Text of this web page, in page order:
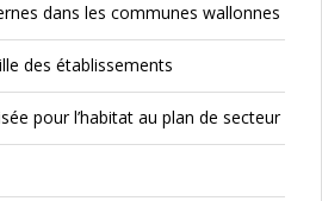
dans les communes wallonnes
des établissements
pour l’habitat au plan de secteur